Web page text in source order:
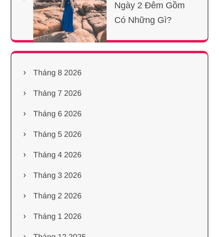
Ngày 2 Đêm Gồm
Có Những Gì?
Tháng 8 2026
Tháng 7 2026
Tháng 6 2026
Tháng 5 2026
Tháng 4 2026
Tháng 3 2026
Tháng 2 2026
Tháng 1 2026